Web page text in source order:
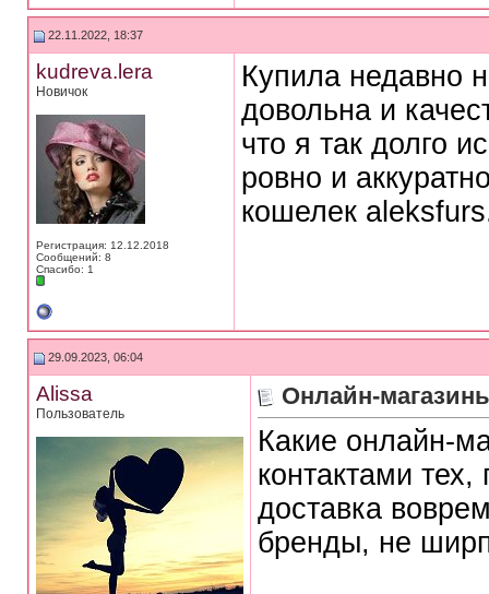
22.11.2022, 18:37
kudreva.lera
Новичок
Регистрация: 12.12.2018
Сообщений: 8
Спасибо: 1
Купила недавно
довольна и
что я так долго
ровно и
кошелек
29.09.2023, 06:04
Alissa
Пользователь
Онлайн-
Какие онлайн-
контактами тех,
доставка
бренды, не